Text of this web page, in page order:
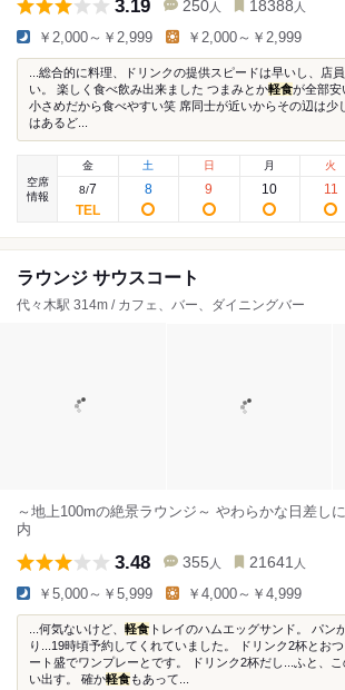
3.19 250 人 18388 人
￥2,000～￥2,999 ￥2,000～￥2,999
...総合的に料理、ドリンクの提供スピードは早いし、店
い。 楽しく食べ飲み出来ました つまみとか軽食が全部安
小さめだから食べやすい笑 席同士が近いからその辺は少
はあるど...
空席
情報
金
8/7
土
8
日
9
月
10
火
11
ラウンジ サウスコート
代々木駅 314m / カフェ、バー、ダイニングバー
～地上100mの絶景ラウンジ～ やわらかな日差し
内
3.48 355 人 21641 人
￥5,000～￥5,999 ￥4,000～￥4,999
...何気ないけど、 軽食 トレイのハムエッグサンド。 パン
り...19時頃予約してくれていました。 ドリンク2杯とお
ート盛でワンプレーとです。 ドリンク2杯だし...ふと、
い出す。 確か軽食もあって...